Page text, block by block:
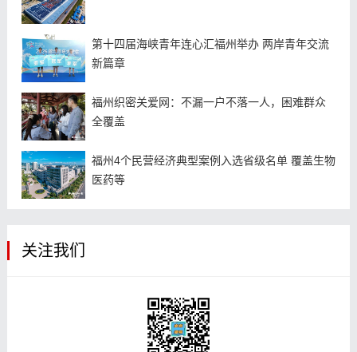
第十四届海峡青年连心汇福州举办 两岸青年交流
新篇章
福州织密关爱网：不漏一户不落一人，困难群众
全覆盖
福州4个民营经济典型案例入选省级名单 覆盖生物
医药等
关注我们